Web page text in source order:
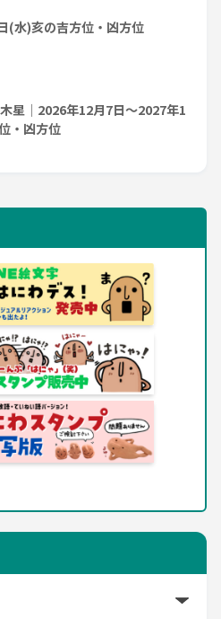
(水)亥の吉方位・凶方位
星｜2026年12月7日～2027年1
・凶方位